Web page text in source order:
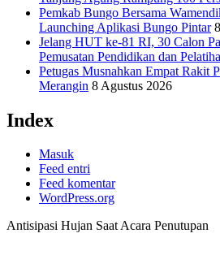
Pemkab Bungo Bersama
Launching Aplikasi Bungo Pintar
Jelang HUT ke-81 RI, 30 Calon
Pemusatan Pendidikan dan
Petugas Musnahkan Empat Rakit
Merangin 8 Agustus 2026
Index
Masuk
Feed entri
Feed komentar
WordPress.org
Antisipasi Hujan Saat Acara Penutupan